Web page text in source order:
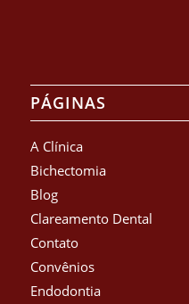
PÁGINAS
A Clínica
Bichectomia
Blog
Clareamento Dental
Contato
Convênios
Endodontia